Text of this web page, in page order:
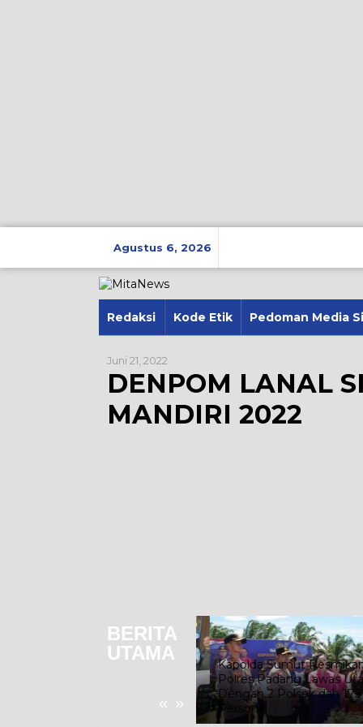
Agustus 6, 2026
Redaksi Kode Etik Pedoman Media
Juni 21, 2022
DENPOM LANAL
MANDIRI 2022
BERITA
UTAMA
« »
Kapolda Sumut Resmikan
Polres Padang Lawas Utara
Dengan 2 Polsek dan 175
Personil